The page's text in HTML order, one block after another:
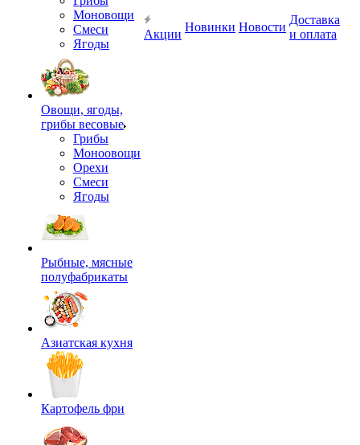
Моновощи
Смеси
Ягоды
Овощи, ягоды,
грибы весовые
Грибы
Моноовощи
Орехи
Смеси
Ягоды
Рыбные, мясные
полуфабрикаты
Азиатская кухня
Картофель фри
Акции
Новинки Новости
Доставка
и оплата